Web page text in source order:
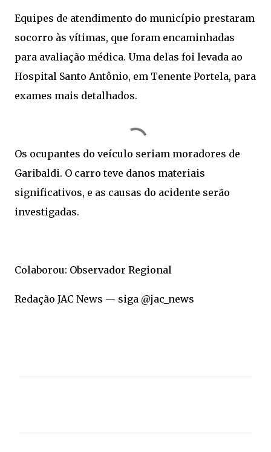
Equipes de atendimento do município prestaram
socorro às vítimas, que foram encaminhadas
para avaliação médica. Uma delas foi levada ao
Hospital Santo Antônio, em Tenente Portela, para
exames mais detalhados.
Os ocupantes do veículo seriam moradores de
Garibaldi. O carro teve danos materiais
significativos, e as causas do acidente serão
investigadas.
Colaborou: Observador Regional
Redação JAC News — siga @jac_news